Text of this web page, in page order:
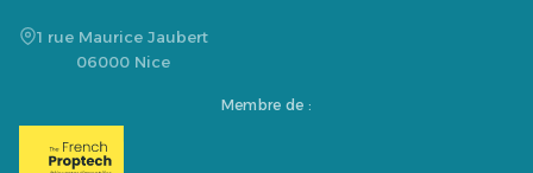
1 rue Maurice Jaubert
06000 Nice
Membre de :